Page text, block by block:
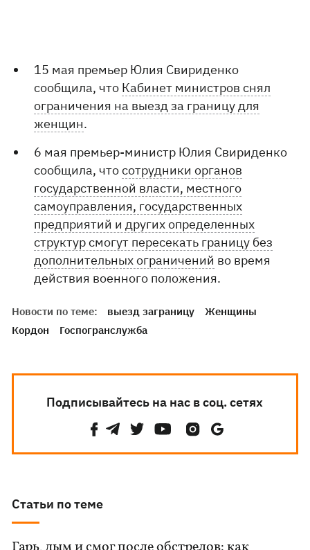
15 мая премьер Юлия Свириденко
сообщила, что Кабинет министров снял
ограничения на выезд за границу для
женщин.
6 мая премьер-министр Юлия Свириденко
сообщила, чтосотрудники органов
государственной власти, местного
самоуправления, государственных
предприятий и других определенных
структур смогут пересекать границу без
дополнительных ограничений во время
действия военного положения.
Новости по теме: выезд заграницу
Женщины
Кордон
Госпогранслужба
Подписывайтесь на нас в соц. сетях
Статьи по теме